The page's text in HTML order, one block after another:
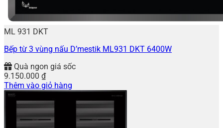
ML 931 DKT
Bếp từ 3 vùng nấu D’mestik ML931 DKT 6400W
Quà ngon giá sốc
9.150.000 ₫
Thêm vào giỏ hàng